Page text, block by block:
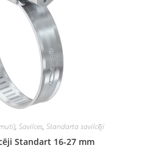
, Savilces, Standarta savilcēji
Standart 16-27 mm